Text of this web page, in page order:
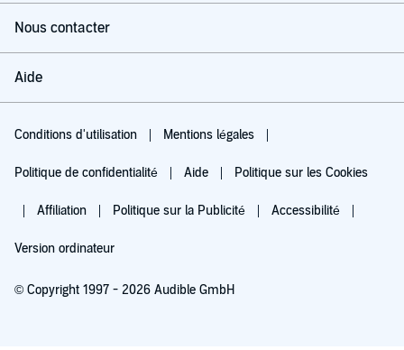
Nous contacter
Aide
Conditions d'utilisation Mentions légales
Politique de confidentialité Aide Politique sur les Cookies
Affiliation Politique sur la Publicité Accessibilité
Version ordinateur
© Copyright 1997 - 2026 Audible GmbH